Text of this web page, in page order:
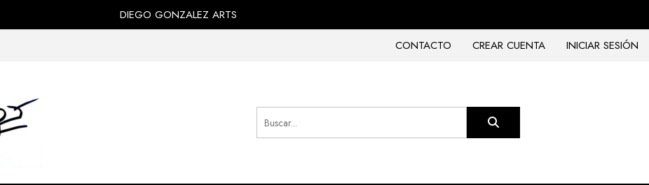
DIEGO GONZALEZ ARTS
CONTACTO
CREAR CUENTA INICIAR SESIÓN